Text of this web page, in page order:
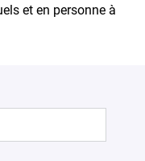
et en personne à